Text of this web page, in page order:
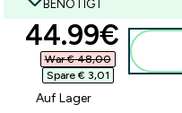
BENÖTIGT
discounted
44.99€‎
War € 48,00‎
Spare € 3,01‎
Auf Lager